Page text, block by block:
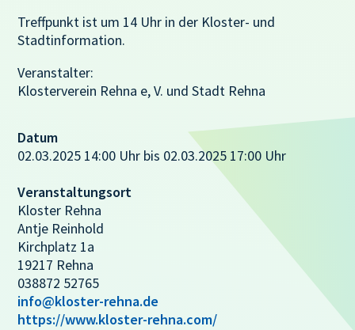
Treffpunkt ist um 14 Uhr in der Kloster- und
Stadtinformation.
Veranstalter:
Klosterverein Rehna e, V. und Stadt Rehna
Datum
02.03.2025 14:00 Uhr bis 02.03.2025 17:00 Uhr
Veranstaltungsort
Kloster Rehna
Antje Reinhold
Kirchplatz 1a
19217 Rehna
038872 52765
info@kloster-rehna.de
https://www.kloster-rehna.com/